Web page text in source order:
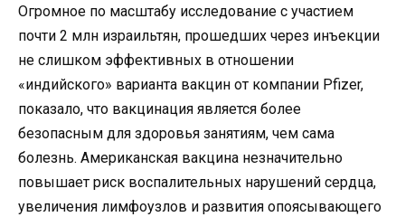
Огромное по масштабу исследование с участием
почти 2 млн израильтян, прошедших через инъекции
не слишком эффективных в отношении
«индийского» варианта вакцин от компании Pfizer,
показало, что вакцинация является более
безопасным для здоровья занятиям, чем сама
болезнь. Американская вакцина незначительно
повышает риск воспалительных нарушений сердца,
увеличения лимфоузлов и развития опоясывающего